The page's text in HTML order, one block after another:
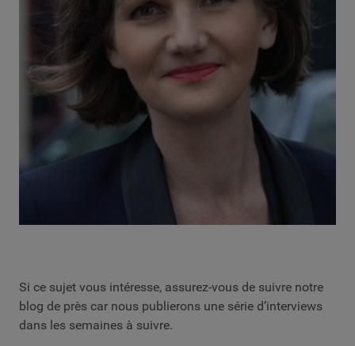
Si ce sujet vous intéresse, assurez-vous de suivre notre
blog de près car nous publierons une série d’interviews
dans les semaines à suivre.